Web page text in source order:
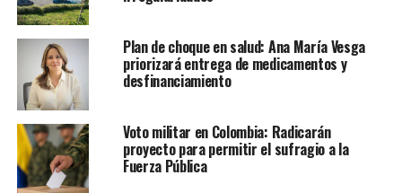
Plan de choque en salud: Ana María Vesga
priorizará entrega de medicamentos y
desfinanciamiento
Voto militar en Colombia: Radicarán
proyecto para permitir el sufragio a la
Fuerza Pública